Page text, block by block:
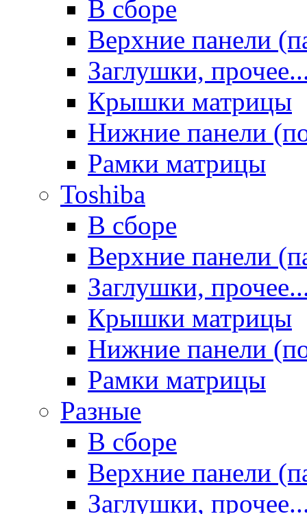
В сборе
Верхние панели
Заглушки,
Крышки матрицы
Нижние панели
Рамки матрицы
Toshiba
В сборе
Верхние панели
Заглушки,
Крышки матрицы
Нижние панели
Рамки матрицы
Разные
В сборе
Верхние панели
Заглушки,